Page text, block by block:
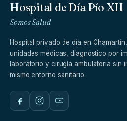
Hospital de Día Pío XII
Somos Salud
Hospital privado de día en
unidades médicas, diagnóstico por
laboratorio y cirugía ambulatoria sin
mismo entorno sanitario.